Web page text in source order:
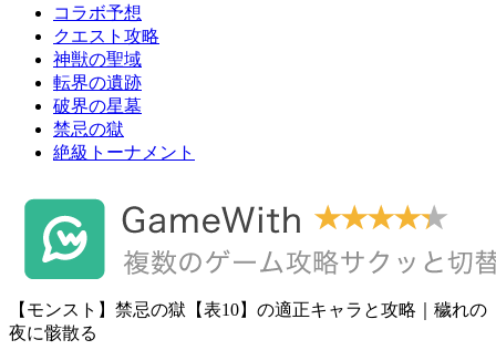
コラボ予想
クエスト攻略
神獣の聖域
転界の遺跡
破界の星墓
禁忌の獄
絶級トーナメント
【モンスト】禁忌の獄【表10】の適正キャラと攻略｜穢れの
夜に骸散る